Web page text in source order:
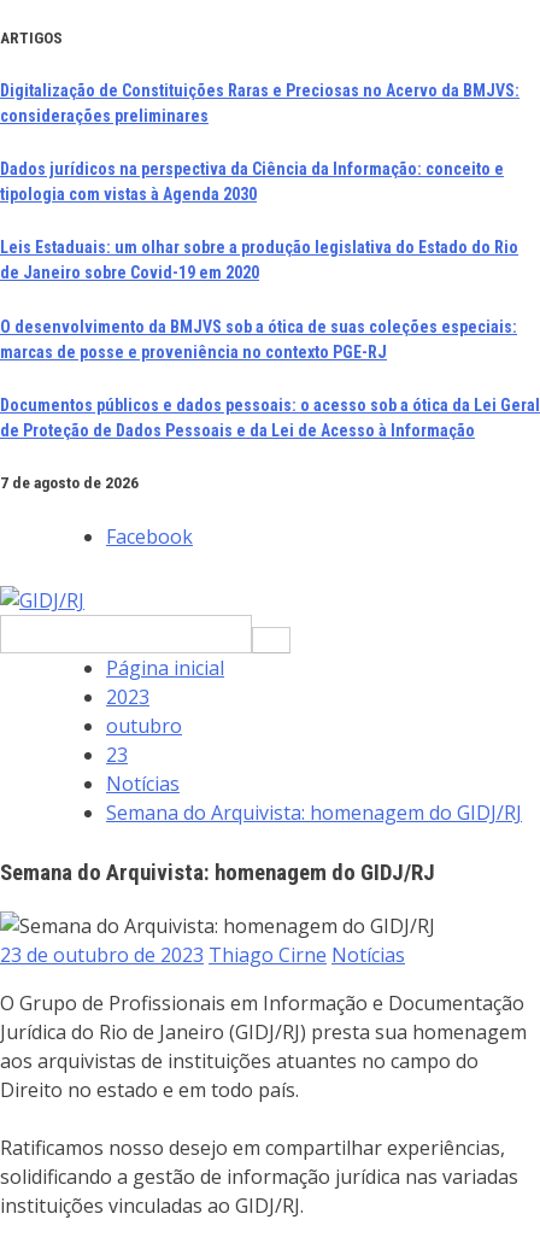
Ir
o
conteúdo
ARTIGOS
Digitalização de Constituições Raras e Preciosas no Acervo da BMJVS:
considerações preliminares
Dados jurídicos na perspectiva da Ciência da Informação: conceito e
tipologia com vistas à Agenda 2030
Leis Estaduais: um olhar sobre a produção legislativa do Estado do Rio
de Janeiro sobre Covid-19 em 2020
O desenvolvimento da BMJVS sob a ótica de suas coleções especiais:
marcas de posse e proveniência no contexto PGE-RJ
Documentos públicos e dados pessoais: o acesso sob a ótica da Lei Geral
de Proteção de Dados Pessoais e da Lei de Acesso à Informação
7 de agosto de 2026
Facebook
por:
Página inicial
2023
outubro
23
Notícias
Semana do Arquivista: homenagem do GIDJ/RJ
Semana do Arquivista: homenagem do GIDJ/RJ
23 de outubro de 2023 Thiago Cirne Notícias
O Grupo de Profissionais em Informação e Documentação
Jurídica do Rio de Janeiro (GIDJ/RJ) presta sua homenagem
aos arquivistas de instituições atuantes no campo do
Direito no estado e em todo país.
Ratificamos nosso desejo em compartilhar experiências,
solidificando a gestão de informação jurídica nas variadas
instituições vinculadas ao GIDJ/RJ.